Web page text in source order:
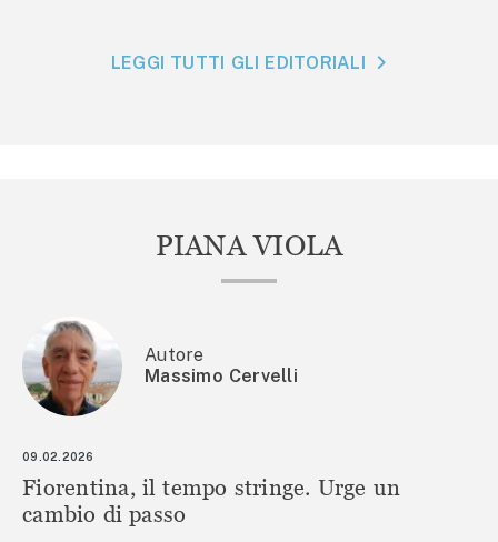
LEGGI TUTTI GLI EDITORIALI
PIANA VIOLA
Autore
Massimo Cervelli
09.02.2026
Fiorentina, il tempo stringe. Urge un
cambio di passo